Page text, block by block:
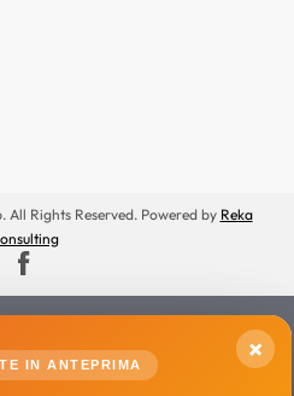
Rights Reserved. Powered by Reka
×
IN ANTEPRIMA